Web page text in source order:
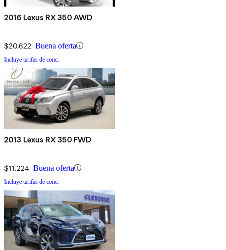
2016 Lexus RX 350 AWD
$20,622 Buena oferta
Incluye tarifas de conc.
2013 Lexus RX 350 FWD
$11,224 Buena oferta
Incluye tarifas de conc.